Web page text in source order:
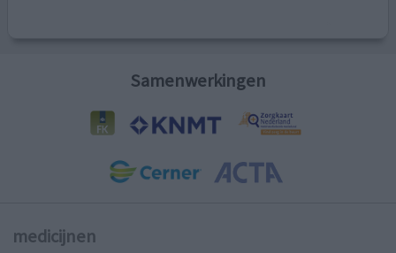
Samenwerkingen
medicijnen